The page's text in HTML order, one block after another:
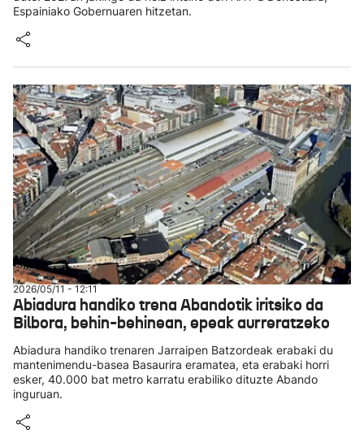
Espainiako Gobernuaren hitzetan.
2026/05/11 - 12:11
Abiadura handiko trena Abandotik iritsiko da
Bilbora, behin-behinean, epeak aurreratzeko
Abiadura handiko trenaren Jarraipen Batzordeak erabaki du
mantenimendu-basea Basaurira eramatea, eta erabaki horri
esker, 40.000 bat metro karratu erabiliko dituzte Abando
inguruan.